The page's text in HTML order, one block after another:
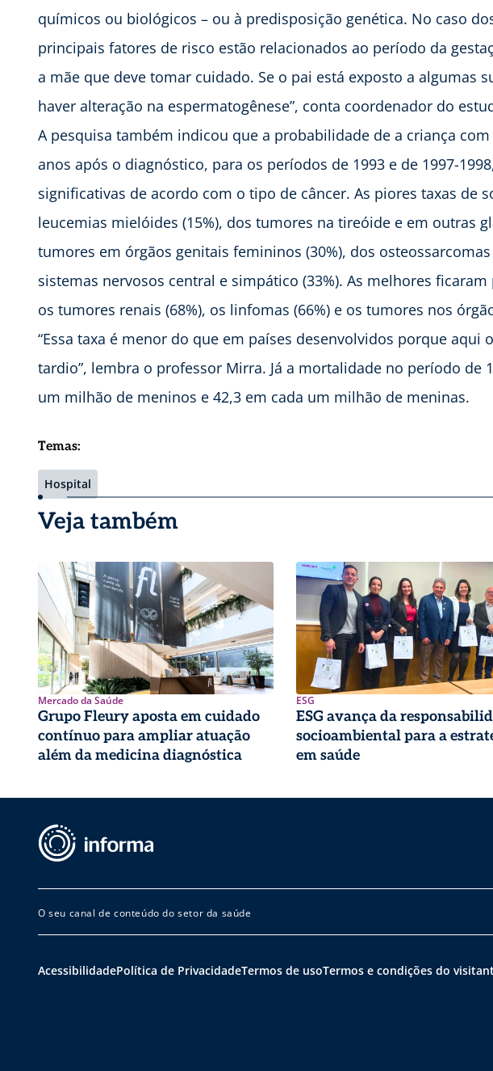
químicos ou biológicos – ou à predisposição genética. No caso
principais fatores de risco estão relacionados ao período da
a mãe que deve tomar cuidado. Se o pai está exposto a algumas
haver alteração na espermatogênese”, conta coordenador do
A pesquisa também indicou que a probabilidade de a criança
anos após o diagnóstico, para os períodos de 1993 e de 1997-
significativas de acordo com o tipo de câncer. As piores taxas de
leucemias mielóides (15%), dos tumores na tireóide e em outras
tumores em órgãos genitais femininos (30%), dos osteossarcomas
sistemas nervosos central e simpático (33%). As melhores
os tumores renais (68%), os linfomas (66%) e os tumores nos
“Essa taxa é menor do que em países desenvolvidos porque aqui
tardio”, lembra o professor Mirra. Já a mortalidade no período de
um milhão de meninos e 42,3 em cada um milhão de meninas.
Temas:
Hospital
Veja também
Mercado da Saúde
Grupo Fleury aposta em cuidado
contínuo para ampliar atuação
além da medicina diagnóstica
ESG
ESG avança da
socioambiental para a
em saúde
O seu canal de conteúdo do setor da saúde
AcessibilidadePolítica de PrivacidadeTermos de usoTermos e condições do